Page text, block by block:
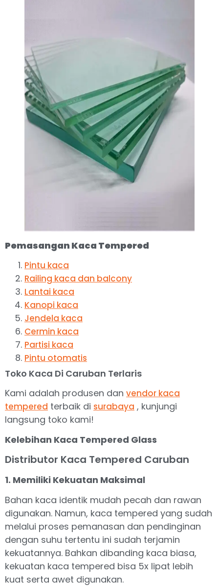
Pemasangan Kaca Tempered
Pintu kaca
Railing kaca dan balcony
Lantai kaca
Kanopi kaca
Jendela kaca
Cermin kaca
Partisi kaca
Pintu otomatis
Toko Kaca Di Caruban Terlaris
Kami adalah produsen dan vendor kaca
tempered terbaik di surabaya , kunjungi
langsung toko kami!
Kelebihan Kaca Tempered Glass
Distributor Kaca Tempered Caruban
1. Memiliki Kekuatan Maksimal
Bahan kaca identik mudah pecah dan rawan
digunakan. Namun, kaca tempered yang sudah
melalui proses pemanasan dan pendinginan
dengan suhu tertentu ini sudah terjamin
kekuatannya. Bahkan dibanding kaca biasa,
kekuatan kaca tempered bisa 5x lipat lebih
kuat serta awet digunakan.